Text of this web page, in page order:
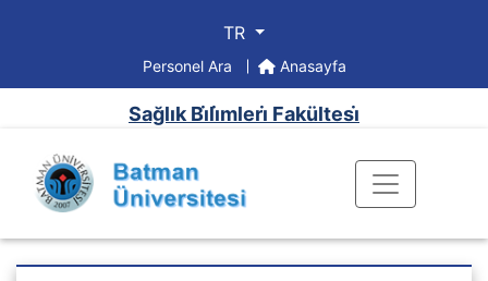
TR
Personel Ara Anasayfa
Sağlık Bi̇li̇mleri̇ Fakültesi̇